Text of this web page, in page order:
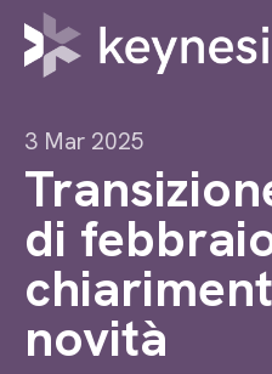
3 Mar 2025
di
novità